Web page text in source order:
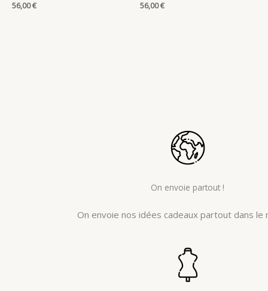
56,00€ 56,00€
On envoie partout !
On envoie nos idées cadeaux partout dans le